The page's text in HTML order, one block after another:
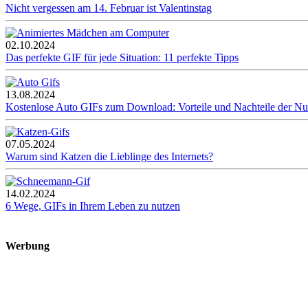
Nicht vergessen am 14. Februar ist Valentinstag
02.10.2024
Das perfekte GIF für jede Situation: 11 perfekte Tipps
13.08.2024
Kostenlose Auto GIFs zum Download: Vorteile und Nachteile der
07.05.2024
Warum sind Katzen die Lieblinge des Internets?
14.02.2024
6 Wege, GIFs in Ihrem Leben zu nutzen
Werbung